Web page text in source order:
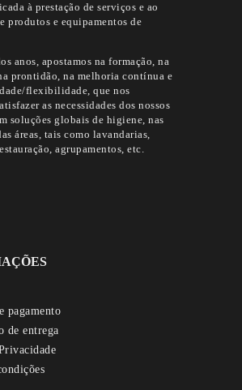
à prestação de serviços e ao
produtos e equipamentos de
anos, apostamos na formação, na
prontidão, na melhoria contínua e
flexibilidade, que nos
as necessidades dos nossos
soluções globais de higiene, nas
áreas, tais como lavandarias,
agrupamentos, etc.
pagamento
de entrega